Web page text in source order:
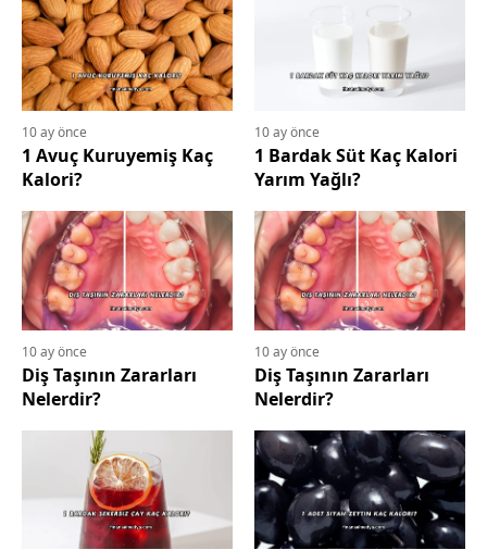
10 ay önce
1 Avuç Kuruyemiş Kaç
Kalori?
10 ay önce
1 Bardak Süt Kaç Kalori
Yarım Yağlı?
10 ay önce
Diş Taşının Zararları
Nelerdir?
10 ay önce
Diş Taşının Zararları
Nelerdir?